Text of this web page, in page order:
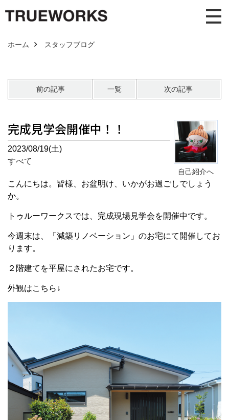
ホーム スタッフブログ
前の記事 一覧 次の記事
自己紹介へ
完成見学会開催中！！
2023/08/19(土)
すべて
こんにちは。皆様、お盆明け、いかがお過ごしでしょう
か。
トゥルーワークスでは、完成現場見学会を開催中です。
今週末は、「減築リノベーション」のお宅にて開催してお
ります。
２階建てを平屋にされたお宅です。
外観はこちら↓